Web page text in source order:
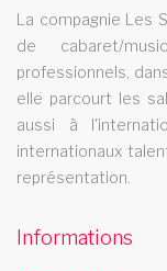
Le cabaret Les
spectacle de
Le music hall Les
composee de
magicien spectacle
cabaret avignon
comedie
La compagnie Les
de cabaret/
professionnels,
elle parcourt les
aussi à
internationaux
représentation.
Informations